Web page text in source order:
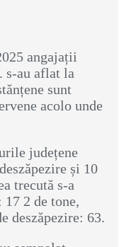
angajații
s-au aflat la
sunt
acolo unde
județene
și 10
trecută s-a
2 de tone,
deszăpezire: 63.